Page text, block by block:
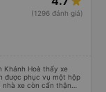
(1296 đánh giá)
Khánh Hoà thấy xe
được phục vụ một hộp
nhà xe còn cẩn thận